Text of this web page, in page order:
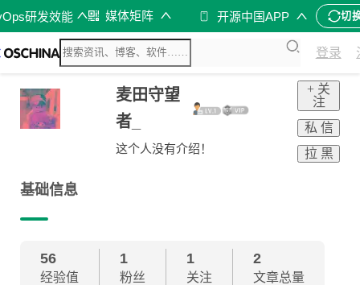
研发效能 媒体矩阵 开源中国APP 切
登录
麦田守望
者_
这个人没有介绍！
+ 关
注
私 信
拉 黑
基础信息
56
经验值
1
粉丝
1
关注
2
文章总量